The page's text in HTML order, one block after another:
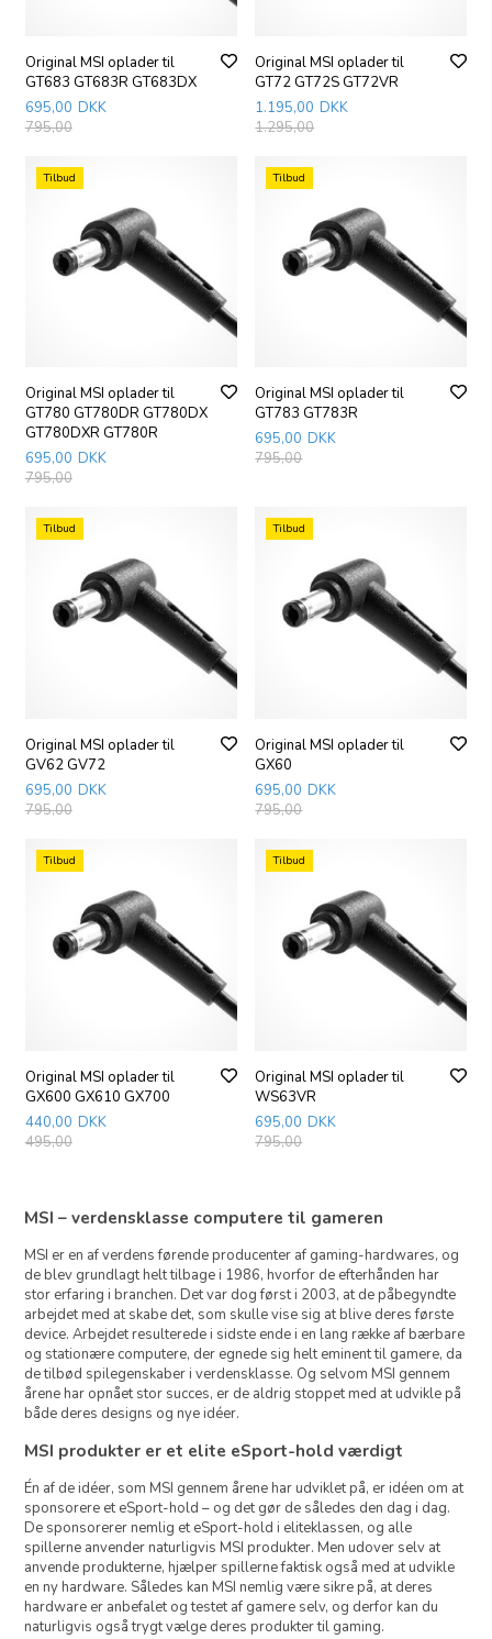
Original MSI oplader til
GT683 GT683R GT683DX
695,00 DKK
795,00
Original MSI oplader til
GT72 GT72S GT72VR
1.195,00 DKK
1.295,00
Tilbud
Original MSI oplader til
GT780 GT780DR GT780DX
GT780DXR GT780R
695,00 DKK
795,00
Tilbud
Original MSI oplader til
GT783 GT783R
695,00 DKK
795,00
Tilbud
Original MSI oplader til
GV62 GV72
695,00 DKK
795,00
Tilbud
Original MSI oplader til
GX60
695,00 DKK
795,00
Tilbud
Original MSI oplader til
GX600 GX610 GX700
440,00 DKK
495,00
Tilbud
Original MSI oplader til
WS63VR
695,00 DKK
795,00
MSI – verdensklasse computere til gameren
MSI er en af verdens førende producenter af gaming-hardwares, og
de blev grundlagt helt tilbage i 1986, hvorfor de efterhånden har
stor erfaring i branchen. Det var dog først i 2003, at de påbegyndte
arbejdet med at skabe det, som skulle vise sig at blive deres første
device. Arbejdet resulterede i sidste ende i en lang række af bærbare
og stationære computere, der egnede sig helt eminent til gamere, da
de tilbød spilegenskaber i verdensklasse. Og selvom MSI gennem
årene har opnået stor succes, er de aldrig stoppet med at udvikle på
både deres designs og nye idéer.
MSI produkter er et elite eSport-hold værdigt
Én af de idéer, som MSI gennem årene har udviklet på, er idéen om at
sponsorere et eSport-hold – og det gør de således den dag i dag.
De sponsorerer nemlig et eSport-hold i eliteklassen, og alle
spillerne anvender naturligvis MSI produkter. Men udover selv at
anvende produkterne, hjælper spillerne faktisk også med at udvikle
en ny hardware. Således kan MSI nemlig være sikre på, at deres
hardware er anbefalet og testet af gamere selv, og derfor kan du
naturligvis også trygt vælge deres produkter til gaming.